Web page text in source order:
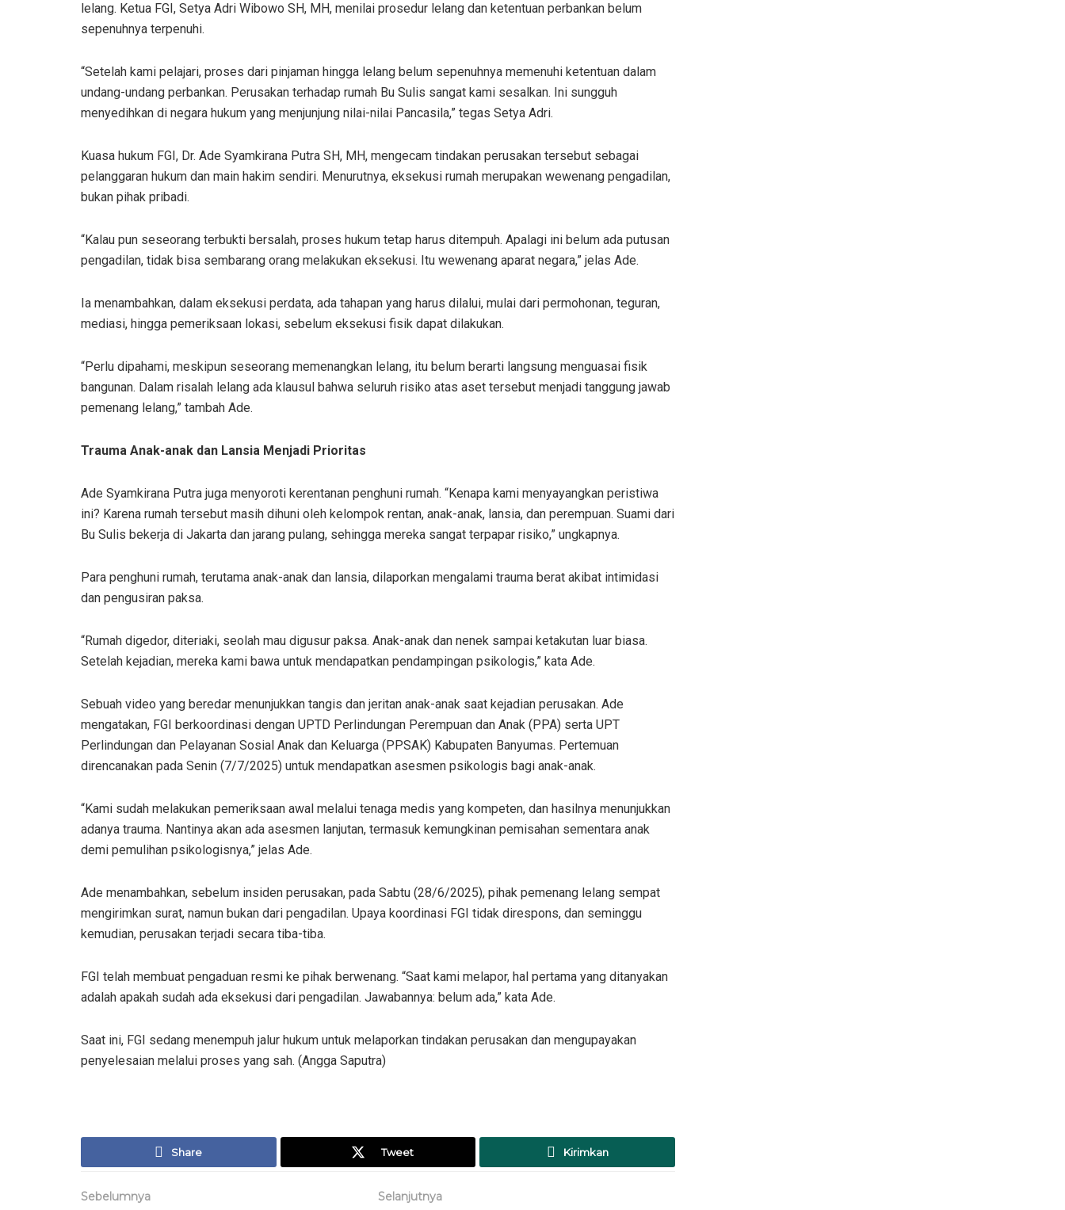
lelang. Ketua FGI, Setya Adri Wibowo SH, MH, menilai prosedur lelang dan ketentuan perbankan belum
sepenuhnya terpenuhi.
“Setelah kami pelajari, proses dari pinjaman hingga lelang belum sepenuhnya memenuhi ketentuan dalam
undang-undang perbankan. Perusakan terhadap rumah Bu Sulis sangat kami sesalkan. Ini sungguh
menyedihkan di negara hukum yang menjunjung nilai-nilai Pancasila,” tegas Setya Adri.
Kuasa hukum FGI, Dr. Ade Syamkirana Putra SH, MH, mengecam tindakan perusakan tersebut sebagai
pelanggaran hukum dan main hakim sendiri. Menurutnya, eksekusi rumah merupakan wewenang pengadilan,
bukan pihak pribadi.
“Kalau pun seseorang terbukti bersalah, proses hukum tetap harus ditempuh. Apalagi ini belum ada putusan
pengadilan, tidak bisa sembarang orang melakukan eksekusi. Itu wewenang aparat negara,” jelas Ade.
Ia menambahkan, dalam eksekusi perdata, ada tahapan yang harus dilalui, mulai dari permohonan, teguran,
mediasi, hingga pemeriksaan lokasi, sebelum eksekusi fisik dapat dilakukan.
“Perlu dipahami, meskipun seseorang memenangkan lelang, itu belum berarti langsung menguasai fisik
bangunan. Dalam risalah lelang ada klausul bahwa seluruh risiko atas aset tersebut menjadi tanggung jawab
pemenang lelang,” tambah Ade.
Trauma Anak-anak dan Lansia Menjadi Prioritas
Ade Syamkirana Putra juga menyoroti kerentanan penghuni rumah. “Kenapa kami menyayangkan peristiwa
ini? Karena rumah tersebut masih dihuni oleh kelompok rentan, anak-anak, lansia, dan perempuan. Suami dari
Bu Sulis bekerja di Jakarta dan jarang pulang, sehingga mereka sangat terpapar risiko,” ungkapnya.
Para penghuni rumah, terutama anak-anak dan lansia, dilaporkan mengalami trauma berat akibat intimidasi
dan pengusiran paksa.
“Rumah digedor, diteriaki, seolah mau digusur paksa. Anak-anak dan nenek sampai ketakutan luar biasa.
Setelah kejadian, mereka kami bawa untuk mendapatkan pendampingan psikologis,” kata Ade.
Sebuah video yang beredar menunjukkan tangis dan jeritan anak-anak saat kejadian perusakan. Ade
mengatakan, FGI berkoordinasi dengan UPTD Perlindungan Perempuan dan Anak (PPA) serta UPT
Perlindungan dan Pelayanan Sosial Anak dan Keluarga (PPSAK) Kabupaten Banyumas. Pertemuan
direncanakan pada Senin (7/7/2025) untuk mendapatkan asesmen psikologis bagi anak-anak.
“Kami sudah melakukan pemeriksaan awal melalui tenaga medis yang kompeten, dan hasilnya menunjukkan
adanya trauma. Nantinya akan ada asesmen lanjutan, termasuk kemungkinan pemisahan sementara anak
demi pemulihan psikologisnya,” jelas Ade.
Ade menambahkan, sebelum insiden perusakan, pada Sabtu (28/6/2025), pihak pemenang lelang sempat
mengirimkan surat, namun bukan dari pengadilan. Upaya koordinasi FGI tidak direspons, dan seminggu
kemudian, perusakan terjadi secara tiba-tiba.
FGI telah membuat pengaduan resmi ke pihak berwenang. “Saat kami melapor, hal pertama yang ditanyakan
adalah apakah sudah ada eksekusi dari pengadilan. Jawabannya: belum ada,” kata Ade.
Saat ini, FGI sedang menempuh jalur hukum untuk melaporkan tindakan perusakan dan mengupayakan
penyelesaian melalui proses yang sah. (Angga Saputra)
Share Tweet Kirimkan
Sebelumnya Selanjutnya